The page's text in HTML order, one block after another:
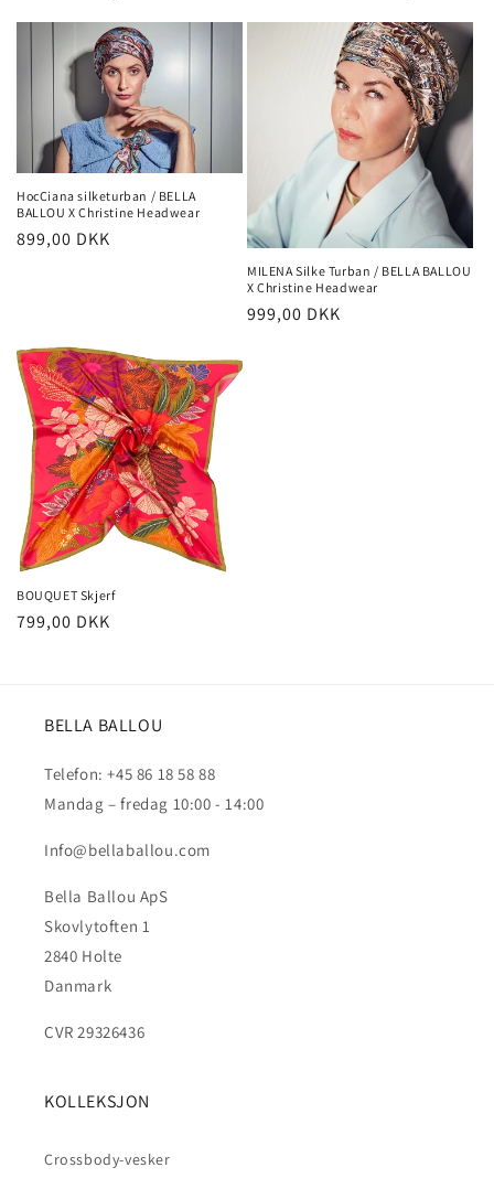
HocCiana silketurban / BELLA
BALLOU X Christine Headwear
Vanlig
899,00 DKK
MILENA Silke Turban / BELLA BALLOU
X Christine Headwear
Vanlig
999,00 DKK
BOUQUET Skjerf
Vanlig
799,00 DKK
BELLA BALLOU
Telefon: +45 86 18 58 88
Mandag – fredag 10:00 - 14:00
Info@bellaballou.com
Bella Ballou ApS
Skovlytoften 1
2840 Holte
Danmark
CVR 29326436
KOLLEKSJON
Crossbody-vesker